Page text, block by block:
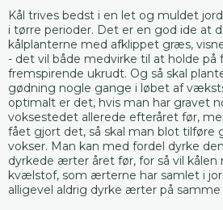
Kål trives bedst i en let og muldet
i tørre perioder. Det er en god ide at
kålplanterne med afklippet græs,
- det vil både medvirke til at holde
fremspirende ukrudt. Og så skal
gødning nogle gange i løbet af
optimalt er det, hvis man har gravet
voksestedet allerede efteråret før,
fået gjort det, så skal man blot tilføre
vokser. Man kan med fordel dyrke
dyrkede ærter året før, for så vil kålen
kvælstof, som ærterne har samlet i
alligevel aldrig dyrke ærter på